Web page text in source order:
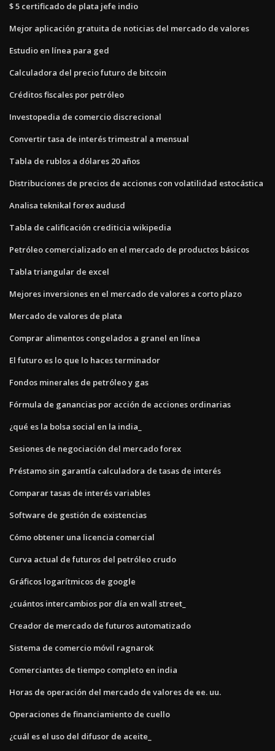
$ 5 certificado de plata jefe indio
Mejor aplicación gratuita de noticias del mercado de valores
Estudio en línea para ged
Calculadora del precio futuro de bitcoin
Créditos fiscales por petróleo
Investopedia de comercio discrecional
Convertir tasa de interés trimestral a mensual
Tabla de rublos a dólares 20 años
Distribuciones de precios de acciones con volatilidad estocástica
Analisa teknikal forex audusd
Tabla de calificación crediticia wikipedia
Petróleo comercializado en el mercado de productos básicos
Tabla triangular de excel
Mejores inversiones en el mercado de valores a corto plazo
Mercado de valores de plata
Comprar alimentos congelados a granel en línea
El futuro es lo que lo haces terminador
Fondos minerales de petróleo y gas
Fórmula de ganancias por acción de acciones ordinarias
¿qué es la bolsa social en la india_
Sesiones de negociación del mercado forex
Préstamo sin garantía calculadora de tasas de interés
Comparar tasas de interés variables
Software de gestión de existencias
Cómo obtener una licencia comercial
Curva actual de futuros del petróleo crudo
Gráficos logarítmicos de google
¿cuántos intercambios por día en wall street_
Creador de mercado de futuros automatizado
Sistema de comercio móvil ragnarok
Comerciantes de tiempo completo en india
Horas de operación del mercado de valores de ee. uu.
Operaciones de financiamiento de cuello
¿cuál es el uso del difusor de aceite_